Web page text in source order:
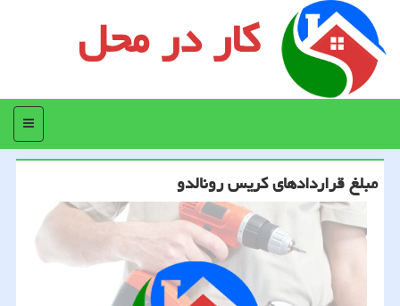
کار در محل
منو
مبلغ قراردادهای كریس رونالدو